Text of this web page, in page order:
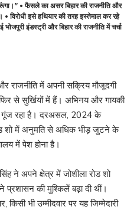
• फैसले का असर बिहार की राजनीति और
विरोधी इसे हथियार की तरह इस्तेमाल कर रहे
इंडस्ट्री और बिहार की राजनीति में चर्चा
राजनीति में अपनी सक्रिय मौजूदगी
से सुर्खियों में हैं। अभिनय और गायकी
गूंज रहा है। दरअसल, 2024 के
शो में अनुमति से अधिक भीड़ जुटने के
में पेश होना है।
ने अपने क्षेत्र में जोशीला रोड शो
प्रशासन की मुश्किलें बढ़ा दी थीं।
भी उम्मीदवार पर यह जिम्मेदारी